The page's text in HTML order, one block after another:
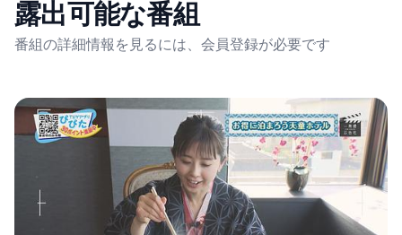
露出可能な番組
番組の詳細情報を見るには、会員登録が必要です